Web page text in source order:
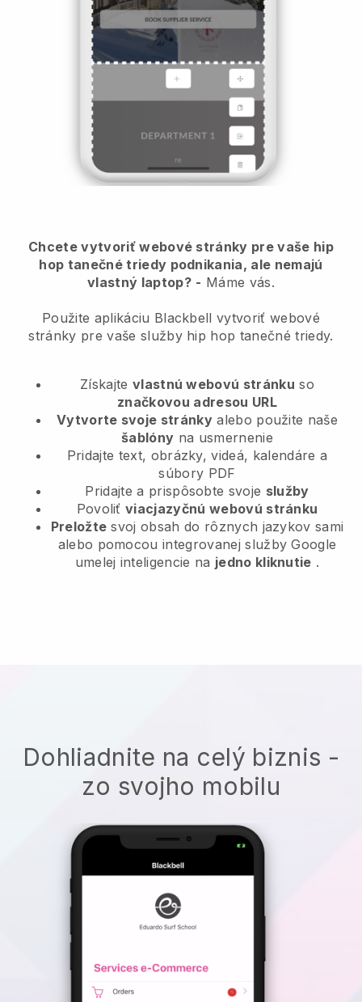
Chcete vytvoriť webové stránky pre vaše hip
hop tanečné triedy podnikania, ale nemajú
vlastný laptop? - Máme vás.
Použite aplikáciu Blackbell vytvoriť webové
stránky pre vaše služby hip hop tanečné triedy.
Získajte vlastnú webovú stránku so
značkovou adresou URL
Vytvorte svoje stránkyalebo použite naše
šablóny na usmernenie
Pridajte text, obrázky, videá, kalendáre a
súbory PDF
Pridajte a prispôsobte svoje služby
Povoliťviacjazyčnú webovú stránku
Preložte svoj obsah do rôznych jazykov sami
alebo pomocou integrovanej služby Google
umelej inteligencie na jedno kliknutie .
Dohliadnite na celý biznis -
zo svojho mobilu